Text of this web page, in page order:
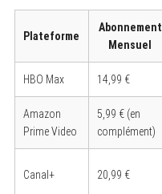
Plateforme
Abonnement
Mensuel
HBO Max 14,99 €
Amazon
Prime Video
5,99 € (en
complément)
Canal+ 20,99 €